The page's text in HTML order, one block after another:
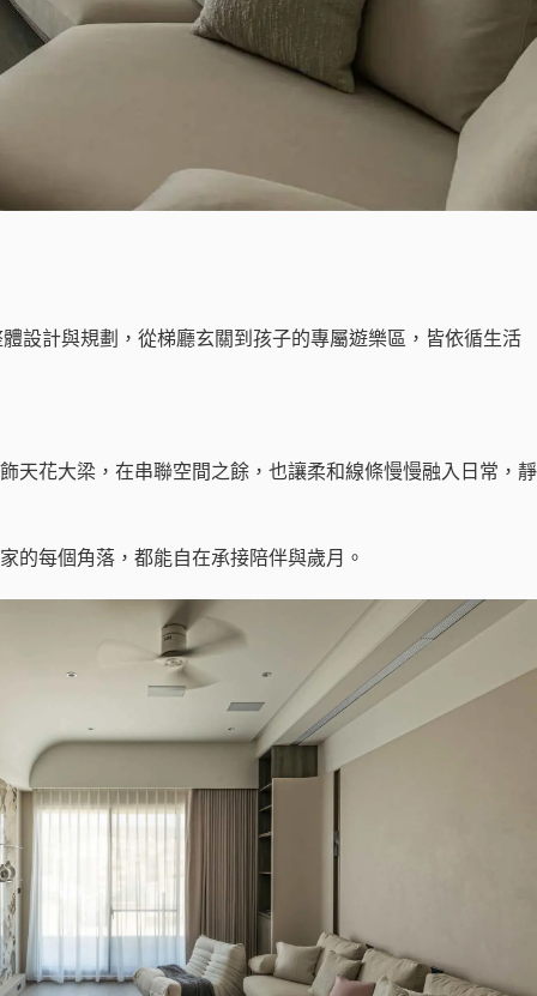
設計與規劃，從梯廳玄關到孩子的專屬遊樂區，皆依循生活
天花大梁，在串聯空間之餘，也讓柔和線條慢慢融入日常，靜
的每個角落，都能自在承接陪伴與歲月。